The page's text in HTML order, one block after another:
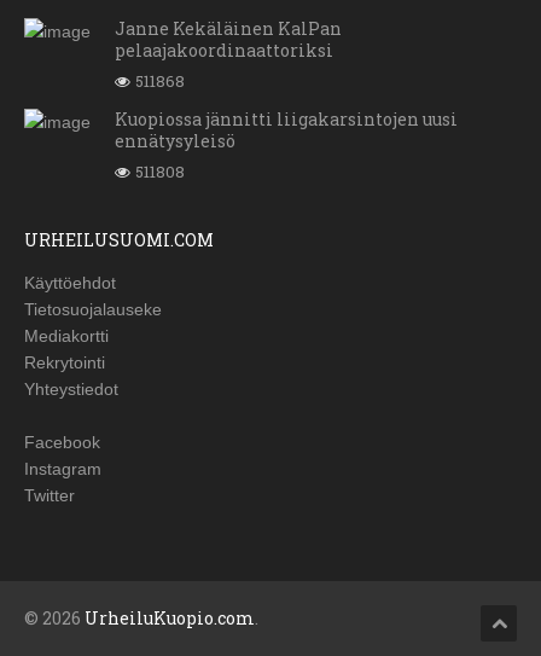
Janne Kekäläinen KalPan
pelaajakoordinaattoriksi
511868
Kuopiossa jännitti liigakarsintojen uusi
ennätysyleisö
511808
URHEILUSUOMI.COM
Käyttöehdot
Tietosuojalauseke
Mediakortti
Rekrytointi
Yhteystiedot
Facebook
Instagram
Twitter
© 2026 UrheiluKuopio.com.